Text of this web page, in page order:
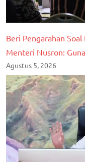
Beri Pengarahan
Menteri Nusron:
Agustus 5, 2026